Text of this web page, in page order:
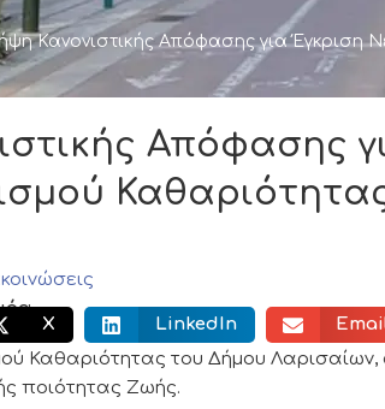
Κανονιστικής Απόφασης για Έγκριση
Απόφασης
X LinkedIn
Καθαριότητας του Δήμου
ποιότητας Ζωής.